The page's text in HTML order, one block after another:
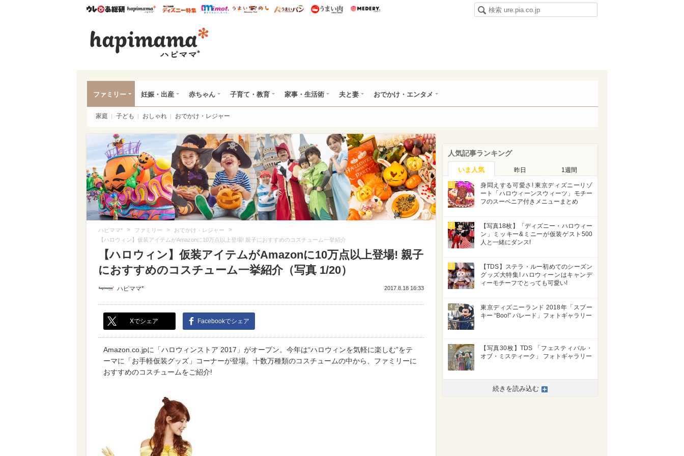
ウレぴあ総研ハピママ* ウレぴあ総研 ディズニー特集
mimot. うまいめし うまいパン うまい肉
ファミリー 妊娠・出産 赤ちゃん 子育て・教育 家事・生活術 夫と妻 おでかけ・エンタメ
家庭 子ども おしゃれ おでかけ・レジャー
ハピママ* > ファミリー > おでかけ・レジャー >
【ハロウィン】仮装アイテムがAmazonに10万点以上登場! 親子におすすめのコスチューム一挙紹介
【ハロウィン】仮装アイテムがAmazonに10万点以上登場! 親子
におすすめのコスチューム一挙紹介（写真 1/20）
ハピママ* 2017.8.18 16:33
Xでシェア Facebookでシェア
Amazon.co.jpに「ハロウィンストア 2017」がオープン。今年は“ハロウィンを気軽に楽しむ”をテ
ーマに「お手軽仮装グッズ」コーナーが登場。十数万種類のコスチュームの中から、ファミリーに
おすすめのコスチュームをご紹介!
人気記事ランキング
いま人気 昨日 1週間
1
身悶えする可愛さ! 東京ディズニーリゾ
ート「ハロウィーンスウィーツ」モチー
フのスーベニア付きメニューまとめ
2
【写真18枚】「ディズニー・ハロウィー
ン」ミッキー&ミニーが仮装ゲスト500
人と一緒にダンス!
3
【TDS】ステラ・ルー初めてのシーズン
グッズ大特集! ハロウィーンはキャンデ
ィーモチーフでとっても可愛い!
4
東京ディズニーランド 2018年「スプー
キー “Boo!” パレード」フォトギャラリー
5
【写真30枚】TDS 「フェスティバル・
オブ・ミスティーク」 フォトギャラリー
続きを読み込む